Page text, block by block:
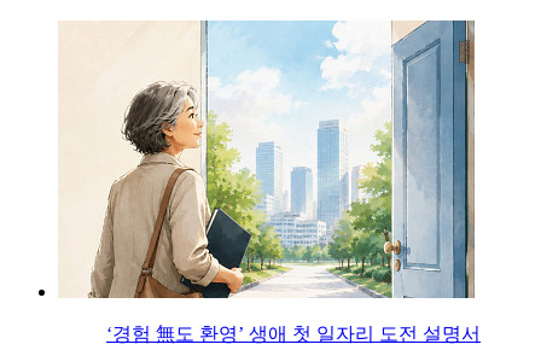
‘경험 無도 환영’ 생애 첫 일자리 도전 설명서